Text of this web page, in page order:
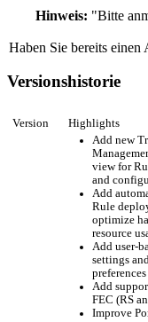
Hinweis: "Bitte
Haben Sie bereits
Versionshistorie
Version Highlights
Add new
view for
and
Add
Rule
optimize
resource
Add user-
settings
Add
FEC (RS
Improve